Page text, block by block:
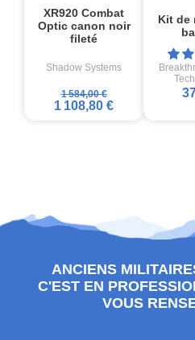
XR920 Combat
Optic canon noir
fileté
Shadow Systems
1 584,00 €
1 108,80 €
Kit de
ANCIENS
C'EST EN
VOUS